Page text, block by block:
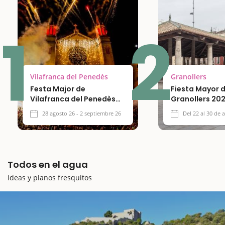
1 Vilafranca del Penedès
Festa Major de
Vilafranca del Penedès
202628 agosto 26 - 2 septiembre 26 2 Granollers
Fiesta Mayor
Granollers
Del 22 al 30 de
Todos en el agua
Ideas y planos fresquitos